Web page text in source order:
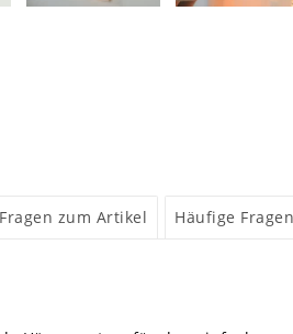
Fragen zum Artikel Häufige Fragen